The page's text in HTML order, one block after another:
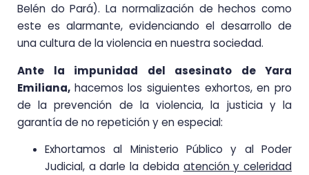
Belén do Pará). La normalización de hechos como
este es alarmante, evidenciando el desarrollo de
una cultura de la violencia en nuestra sociedad.
Ante la impunidad del asesinato de Yara
Emiliana, hacemos los siguientes exhortos, en pro
de la prevención de la violencia, la justicia y la
garantía de no repetición y en especial:
Exhortamos al Ministerio Público y al Poder
Judicial, a darle la debida atención y celeridad